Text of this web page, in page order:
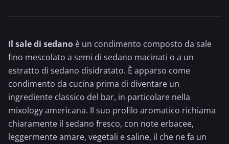
Il sale di sedano è un condimento composto da sale
fino mescolato a semi di sedano macinati o a un
estratto di sedano disidratato. È apparso come
condimento da cucina prima di diventare un
ingrediente classico del bar, in particolare nella
mixology americana. Il suo profilo aromatico richiama
chiaramente il sedano fresco, con note erbacee,
leggermente amare, vegetali e saline, il che ne fa un